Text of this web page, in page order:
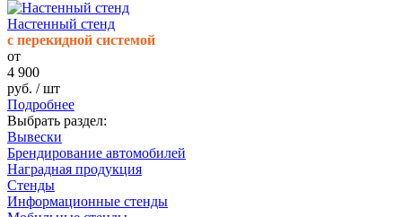
Настенный стенд
с перекидной системой
от
4 900
руб. / шт
Подробнее
Выбрать раздел:
Вывески
Брендирование автомобилей
Наградная продукция
Cтенды
Информационные стенды